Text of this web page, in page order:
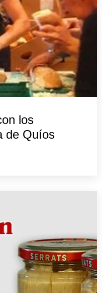
los
de Quíos